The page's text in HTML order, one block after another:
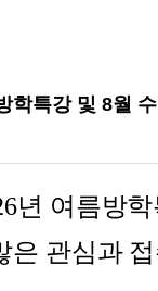
학특강 및 8월
년 여름방
은 관심과